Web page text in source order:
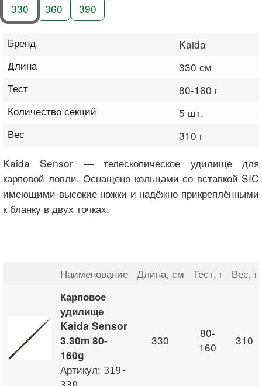
330 360 390
Бренд
Kaida
Длина
330 см
Тест
80-160 г
Количество секций
5 шт.
Вес
310 г
Kaida Sensor — телескопическое удилище для
карповой ловли. Оснащено кольцами со вставкой SIC
имеющими высокие ножки и надёжно прикреплёнными
к бланку в двух точках.
Наименование Длина, см Тест, г Вес, г
Карповое
удилище
Kaida Sensor
3.30m 80-
160g
Артикул: 319-
330
80-
160
310